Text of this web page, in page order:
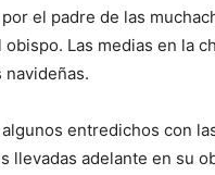
el padre de las
Las medias en la
entredichos con
llevadas adelante en su